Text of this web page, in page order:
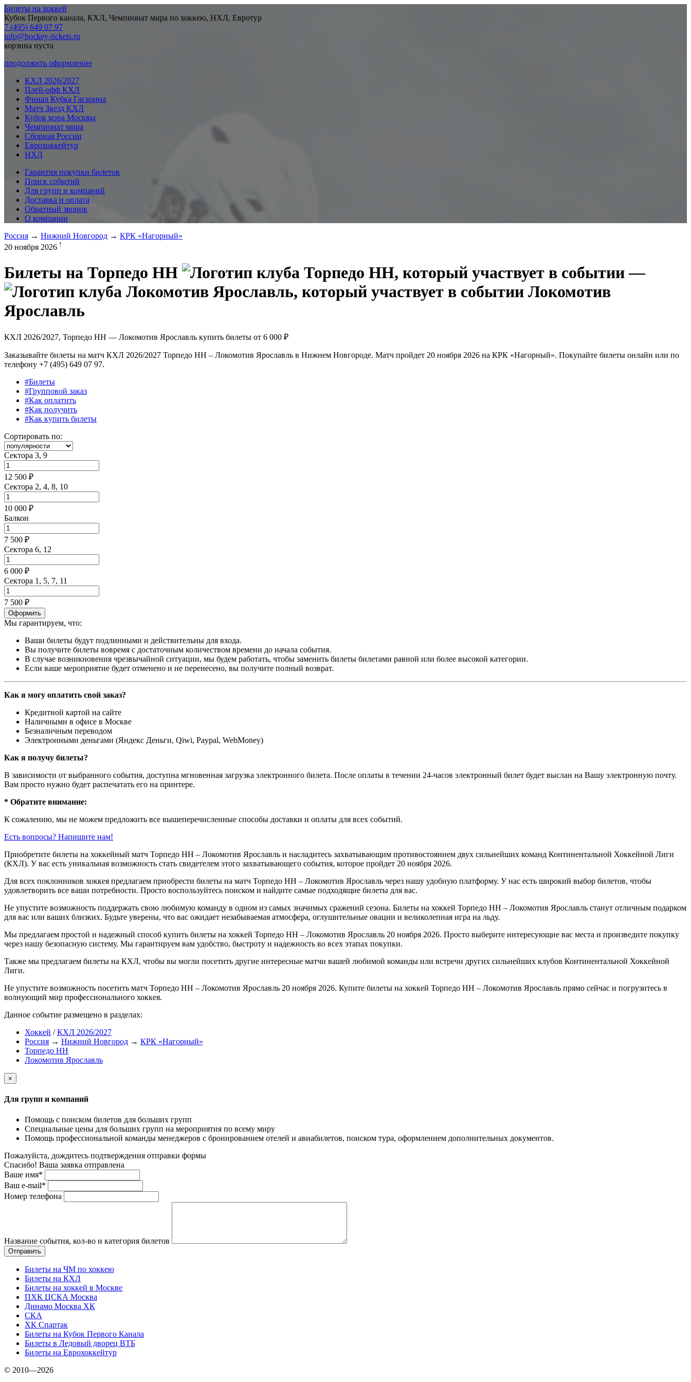
Билеты на хоккей
Кубок Первого канала, КХЛ, Чемпионат мира по хоккею, НХЛ, Евротур
7 (495) 649 07 97
info@hockey-tickets.ru
корзина пуста
продолжить оформление
КХЛ 2026/2027
Плей-офф КХЛ
Финал Кубка Гагарина
Матч Звезд КХЛ
Кубок мэра Москвы
Чемпионат мира
Сборная России
Еврохоккейтур
НХЛ
Гарантия покупки билетов
Поиск событий
Для групп и компаний
Доставка и оплата
Обратный звонок
О компании
Россия → Нижний Новгород → КРК «Нагорный»
20 ноября 2026 !
Билеты на Торпедо НН
—
Локомотив
Ярославль
КХЛ 2026/2027, Торпедо НН — Локомотив Ярославль купить билеты от 6 000 ₽
Заказывайте билеты на матч КХЛ 2026/2027 Торпедо НН – Локомотив Ярославль в Нижнем Новгороде. Матч пройдет 20 ноября 2026 на КРК «Нагорный». Покупайте билеты онлайн или по
телефону +7 (495) 649 07 97.
#Билеты
#Групповой заказ
#Как оплатить
#Как получить
#Как купить билеты
Сортировать по:
Сектора 3, 9
12 500 ₽
Сектора 2, 4, 8, 10
10 000 ₽
Балкон
7 500 ₽
Сектора 6, 12
6 000 ₽
Сектора 1, 5, 7, 11
7 500 ₽
Оформить
Мы гарантируем, что:
Ваши билеты будут подлинными и действительны для входа.
Вы получите билеты вовремя с достаточным количеством времени до начала события.
В случае возникновения чрезвычайной ситуации, мы будем работать, чтобы заменить билеты билетами равной или более высокой категории.
Если ваше мероприятие будет отменено и не перенесено, вы получите полный возврат.
Как я могу оплатить свой заказ?
Кредитной картой на сайте
Наличными в офисе в Москве
Безналичным переводом
Электронными деньгами (Яндекс Деньги, Qiwi, Paypal, WebMoney)
Как я получу билеты?
В зависимости от выбранного события, доступна мгновенная загрузка электронного билета. После оплаты в течении 24-часов электронный билет будет выслан на Вашу электронную почту.
Вам просто нужно будет распечатать его на принтере.
* Обратите внимание:
К сожалению, мы не можем предложить все вышеперечисленные способы доставки и оплаты для всех событий.
Есть вопросы? Напишите нам!
Приобретите билеты на хоккейный матч Торпедо НН – Локомотив Ярославль и насладитесь захватывающим противостоянием двух сильнейших команд Континентальной Хоккейной Лиги
(КХЛ). У вас есть уникальная возможность стать свидетелем этого захватывающего события, которое пройдет 20 ноября 2026.
Для всех поклонников хоккея предлагаем приобрести билеты на матч Торпедо НН – Локомотив Ярославль через нашу удобную платформу. У нас есть широкий выбор билетов, чтобы
удовлетворить все ваши потребности. Просто воспользуйтесь поиском и найдите самые подходящие билеты для вас.
Не упустите возможность поддержать свою любимую команду в одном из самых значимых сражений сезона. Билеты на хоккей Торпедо НН – Локомотив Ярославль станут отличным подарком
для вас или ваших близких. Будьте уверены, что вас ожидает незабываемая атмосфера, оглушительные овации и великолепная игра на льду.
Мы предлагаем простой и надежный способ купить билеты на хоккей Торпедо НН – Локомотив Ярославль 20 ноября 2026. Просто выберите интересующие вас места и произведите покупку
через нашу безопасную систему. Мы гарантируем вам удобство, быстроту и надежность во всех этапах покупки.
Также мы предлагаем билеты на КХЛ, чтобы вы могли посетить другие интересные матчи вашей любимой команды или встречи других сильнейших клубов Континентальной Хоккейной
Лиги.
Не упустите возможность посетить матч Торпедо НН – Локомотив Ярославль 20 ноября 2026. Купите билеты на хоккей Торпедо НН – Локомотив Ярославль прямо сейчас и погрузитесь в
волнующий мир профессионального хоккея.
Данное событие размещено в разделах:
Хоккей /КХЛ 2026/2027
Россия → Нижний Новгород → КРК «Нагорный»
Торпедо НН
Локомотив Ярославль
×
Для групп и компаний
Помощь с поиском билетов для больших групп
Специальные цены для больших групп на мероприятия по всему миру
Помощь профессиональной команды менеджеров с бронированием отелей и авиабилетов, поиском тура, оформлением дополнительных документов.
Пожалуйста, дождитесь подтверждения отправки формы
Спасибо! Ваша заявка отправлена
Ваше имя*
Ваш e-mail*
Номер телефона
Название события, кол-во и категория билетов
Билеты на ЧМ по хоккею
Билеты на КХЛ
Билеты на хоккей в Москве
ПХК ЦСКА Москва
Динамо Москва ХК
СКА
ХК Спартак
Билеты на Кубок Первого Канала
Билеты в Ледовый дворец ВТБ
Билеты на Еврохоккейтур
© 2010—2026